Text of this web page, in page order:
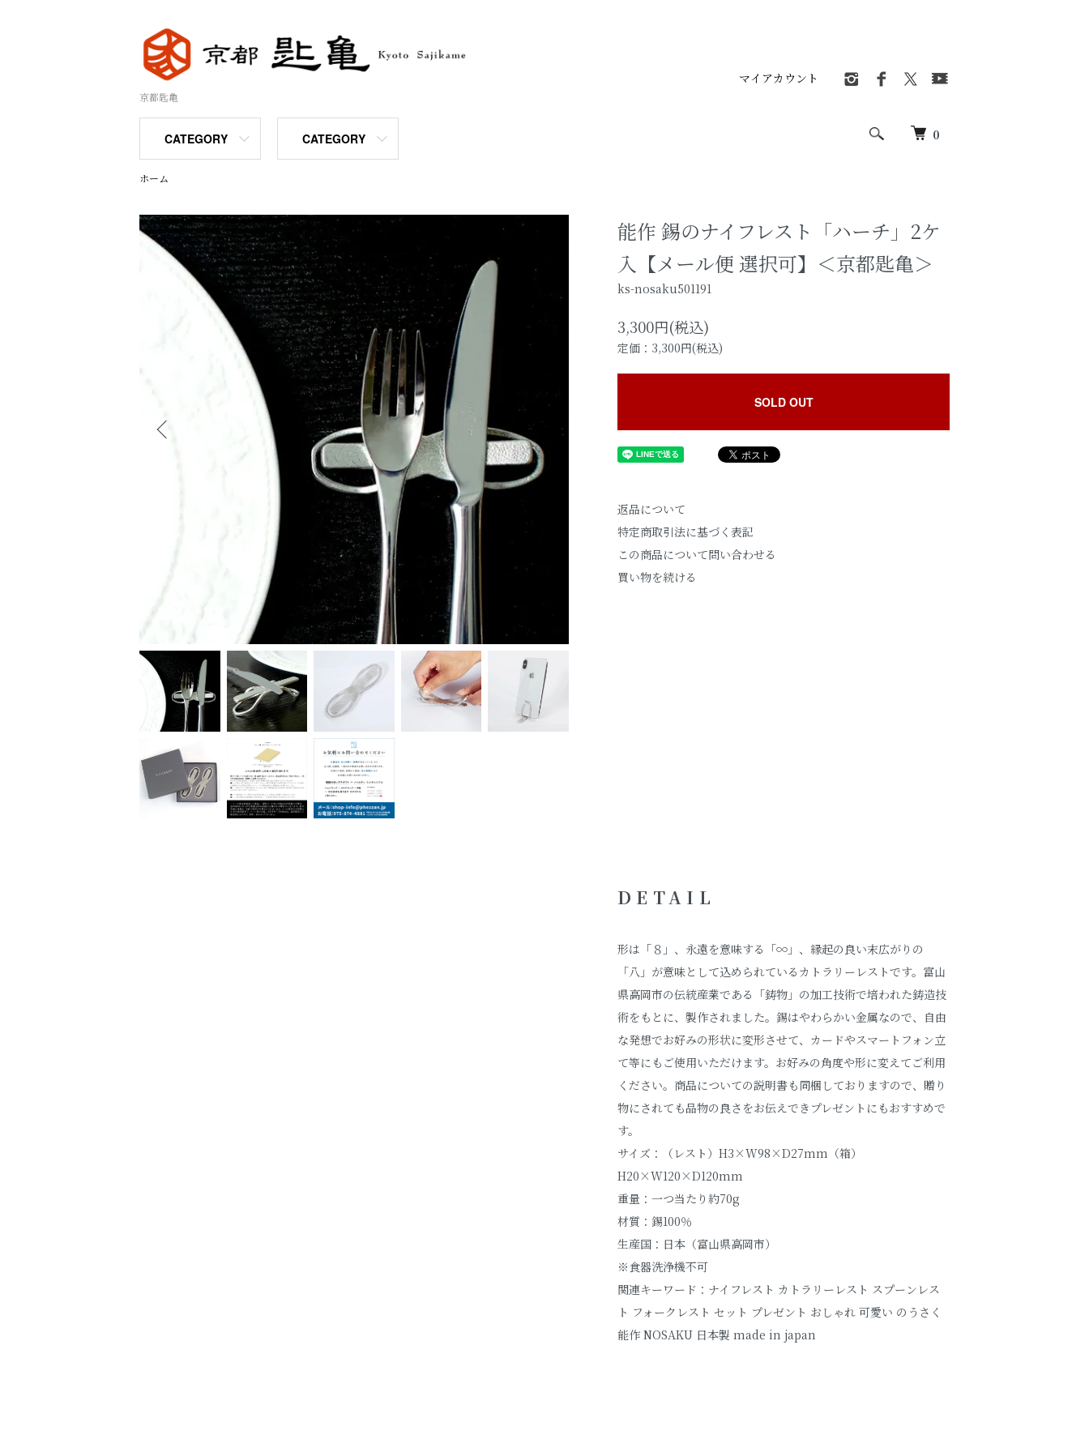
京都匙亀
0
CATEGORY CATEGORY
マイアカウント
ホーム
能作 錫のナイフレスト「ハーチ」2ケ
入【メール便 選択可】＜京都匙亀＞
ks-nosaku501191
3,300円(税込)
定価：3,300円(税込)
SOLD OUT
返品について
特定商取引法に基づく表記
この商品について問い合わせる
買い物を続ける
DETAIL
形は「８」、永遠を意味する「∞」、縁起の良い末広がりの
「八」が意味として込められているカトラリーレストです。富山
県高岡市の伝統産業である「鋳物」の加工技術で培われた鋳造技
術をもとに、製作されました。錫はやわらかい金属なので、自由
な発想でお好みの形状に変形させて、カードやスマートフォン立
て等にもご使用いただけます。お好みの角度や形に変えてご利用
ください。商品についての説明書も同梱しておりますので、贈り
物にされても品物の良さをお伝えできプレゼントにもおすすめで
す。
サイズ：（レスト）H3×W98×D27mm（箱）
H20×W120×D120mm
重量：一つ当たり約70g
材質：錫100％
生産国：日本（富山県高岡市）
※食器洗浄機不可
関連キーワード：ナイフレスト カトラリーレスト スプーンレス
ト フォークレスト セット プレゼント おしゃれ 可愛い のうさく
能作 NOSAKU 日本製 made in japan